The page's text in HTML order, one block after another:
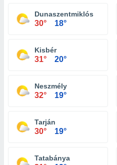
Dunaszentmiklós
30° 18°
Kisbér
31° 20°
Neszmély
32° 19°
Tarján
30° 19°
Tatabánya